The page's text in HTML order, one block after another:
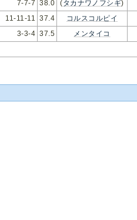
7-7-7 38.0 (タカナワノフシギ)
11-11-11 37.4
コルスコルピイ
3-3-4 37.5
メンタイコ